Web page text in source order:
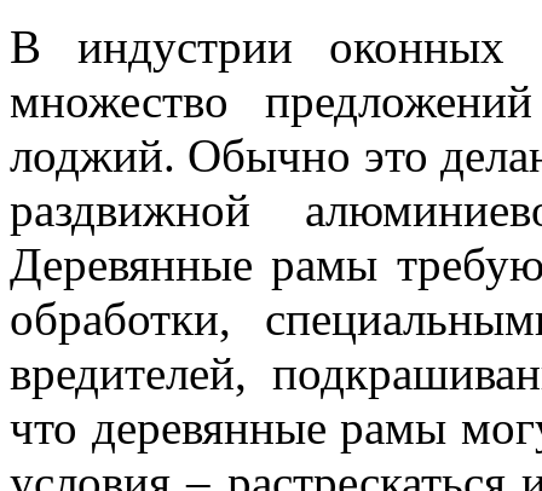
В индустрии оконных
множество
лоджий. Обычно это
раздвижной
Деревянные рамы
обработки,
вредителей,
что деревянные рамы